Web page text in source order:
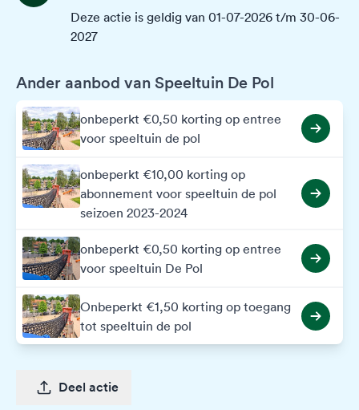
Deze actie is geldig van 01-07-2026 t/m 30-06-
2027
Ander aanbod van Speeltuin De Pol
onbeperkt €0,50 korting op entree
voor speeltuin de pol
onbeperkt €10,00 korting op
abonnement voor speeltuin de pol
seizoen 2023-2024
onbeperkt €0,50 korting op entree
voor speeltuin De Pol
Onbeperkt €1,50 korting op toegang
tot speeltuin de pol
Deel actie